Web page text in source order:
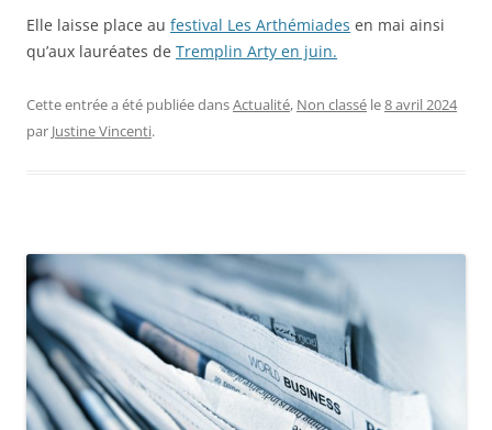
Elle laisse place au festival Les Arthémiades en mai ainsi
qu’aux lauréates de Tremplin Arty en juin.
Cette entrée a été publiée dansActualité, Non classé le8 avril 2024
par Justine Vincenti.